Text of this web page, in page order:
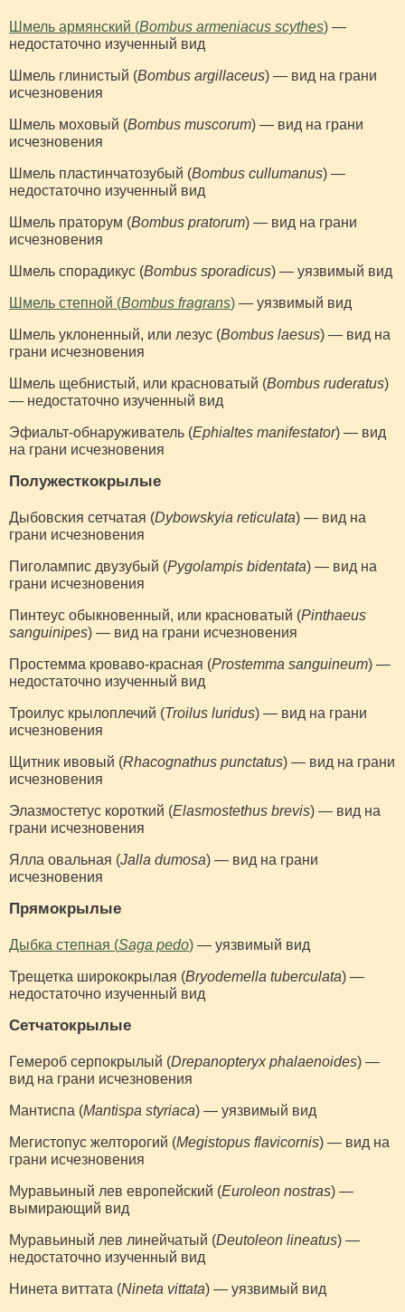
Шмель армянский (Bombus armeniacus scythes) —
недостаточно изученный вид
Шмель глинистый (Bombus argillaceus) — вид на грани
исчезновения
Шмель моховый (Bombus muscorum) — вид на грани
исчезновения
Шмель пластинчатозубый (Bombus cullumanus) —
недостаточно изученный вид
Шмель праторум (Bombus pratorum) — вид на грани
исчезновения
Шмель спорадикус (Bombus sporadicus) — уязвимый вид
Шмель степной (Bombus fragrans) — уязвимый вид
Шмель уклоненный, или лезус (Bombus laesus) — вид на
грани исчезновения
Шмель щебнистый, или красноватый (Bombus ruderatus)
— недостаточно изученный вид
Эфиальт-обнаруживатель (Ephialtes manifestator) — вид
на грани исчезновения
Полужесткокрылые
Дыбовския сетчатая (Dybowskyia reticulata) — вид на
грани исчезновения
Пиголампис двузубый (Pygolampis bidentata) — вид на
грани исчезновения
Пинтеус обыкновенный, или красноватый (Pinthaeus
sanguinipes) — вид на грани исчезновения
Простемма кроваво-красная (Prostemma sanguineum) —
недостаточно изученный вид
Троилус крылоплечий (Troilus luridus) — вид на грани
исчезновения
Щитник ивовый (Rhacognathus punctatus) — вид на грани
исчезновения
Элазмостетус короткий (Elasmostethus brevis) — вид на
грани исчезновения
Ялла овальная (Jalla dumosa) — вид на грани
исчезновения
Прямокрылые
Дыбка степная (Saga pedo) — уязвимый вид
Трещетка ширококрылая (Bryodemella tuberculata) —
недостаточно изученный вид
Сетчатокрылые
Гемероб серпокрылый (Drepanopteryx phalaenoides) —
вид на грани исчезновения
Мантиспа (Mantispa styriaca) — уязвимый вид
Мегистопус желторогий (Megistopus flavicornis) — вид на
грани исчезновения
Муравьиный лев европейский (Euroleon nostras) —
вымирающий вид
Муравьиный лев линейчатый (Deutoleon lineatus) —
недостаточно изученный вид
Нинета виттата (Nineta vittata) — уязвимый вид